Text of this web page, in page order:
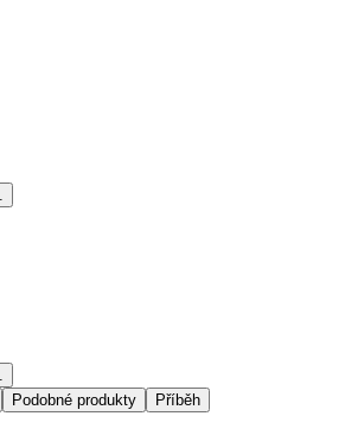
Podobné produkty Příběh